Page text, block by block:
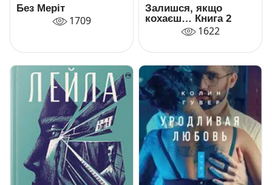
Без Меріт
1709
Залишся, якщо
кохаєш… Книга 2
1622